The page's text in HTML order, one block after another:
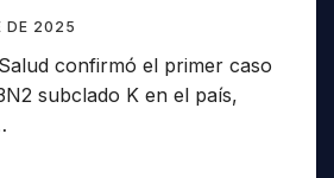
DE 2025
confirmó el primer caso
subclado K en el país,